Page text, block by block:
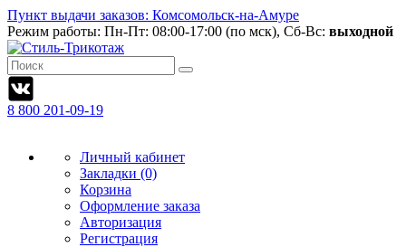
Пункт выдачи заказов: Комсомольск-на-Амуре
Режим работы: Пн-Пт: 08:00-17:00 (по мск), Сб-Вс: выходной
8 800 201-09-19
Личный кабинет
Закладки (0)
Корзина
Оформление заказа
Авторизация
Регистрация